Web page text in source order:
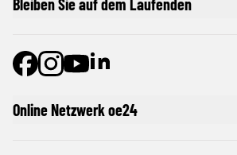
Online Netzwerk oe24
Bleiben Sie auf dem Laufenden